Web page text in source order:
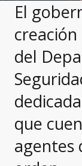
El
del
que
agentes